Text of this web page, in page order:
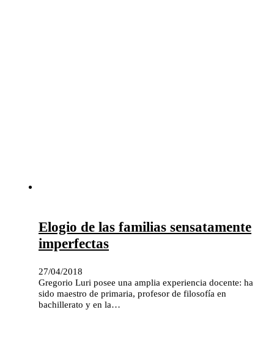
Elogio de las familias sensatamente
imperfectas
27/04/2018
Gregorio Luri posee una amplia experiencia docente: ha
sido maestro de primaria, profesor de filosofía en
bachillerato y en la…